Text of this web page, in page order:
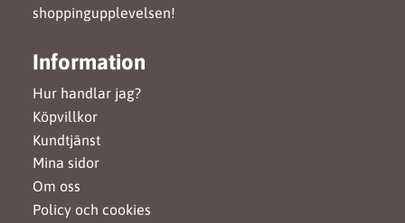
shoppingupplevelsen!
Information
Hur handlar jag?
Köpvillkor
Kundtjänst
Mina sidor
Om oss
Policy och cookies